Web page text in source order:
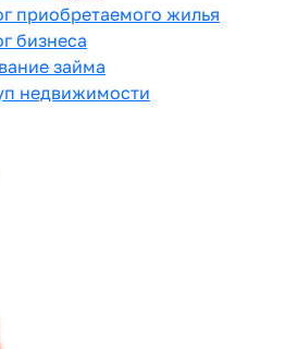
приобретаемого жилья
бизнеса
займа
недвижимости